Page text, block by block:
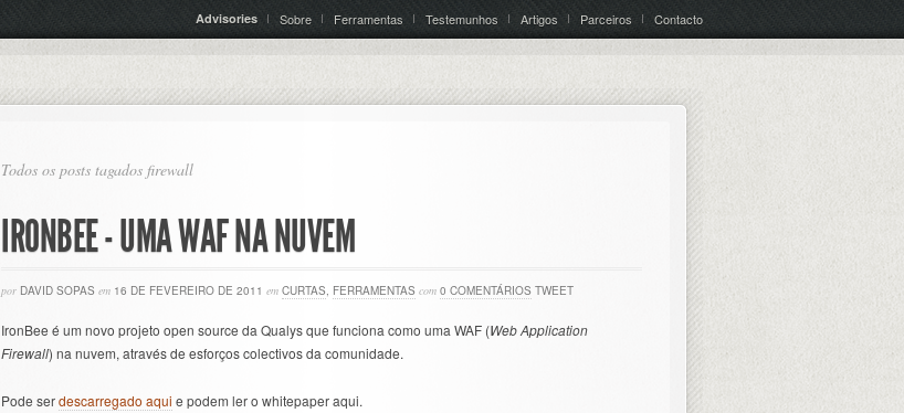
Advisories Sobre Ferramentas Testemunhos Artigos Parceiros Contacto
Todos os posts tagados firewall
IRONBEE - UMA WAF NA NUVEM
por DAVID SOPAS em 16 DE FEVEREIRO DE 2011 em CURTAS, FERRAMENTAS com 0 COMENTÁRIOS TWEET
IronBee é um novo projeto open source da Qualys que funciona como uma WAF (Web Application
Firewall) na nuvem, através de esforços colectivos da comunidade.
Pode serdescarregado aqui e podem ler o whitepaper aqui.